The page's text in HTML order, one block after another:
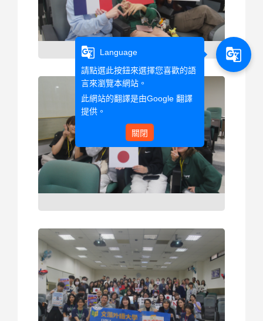
g_translate
Language
請點選此按鈕來選擇您喜歡的語
言來瀏覽本網站。
此網站的翻譯是由Google 翻譯
提供。
關閉
g_translate